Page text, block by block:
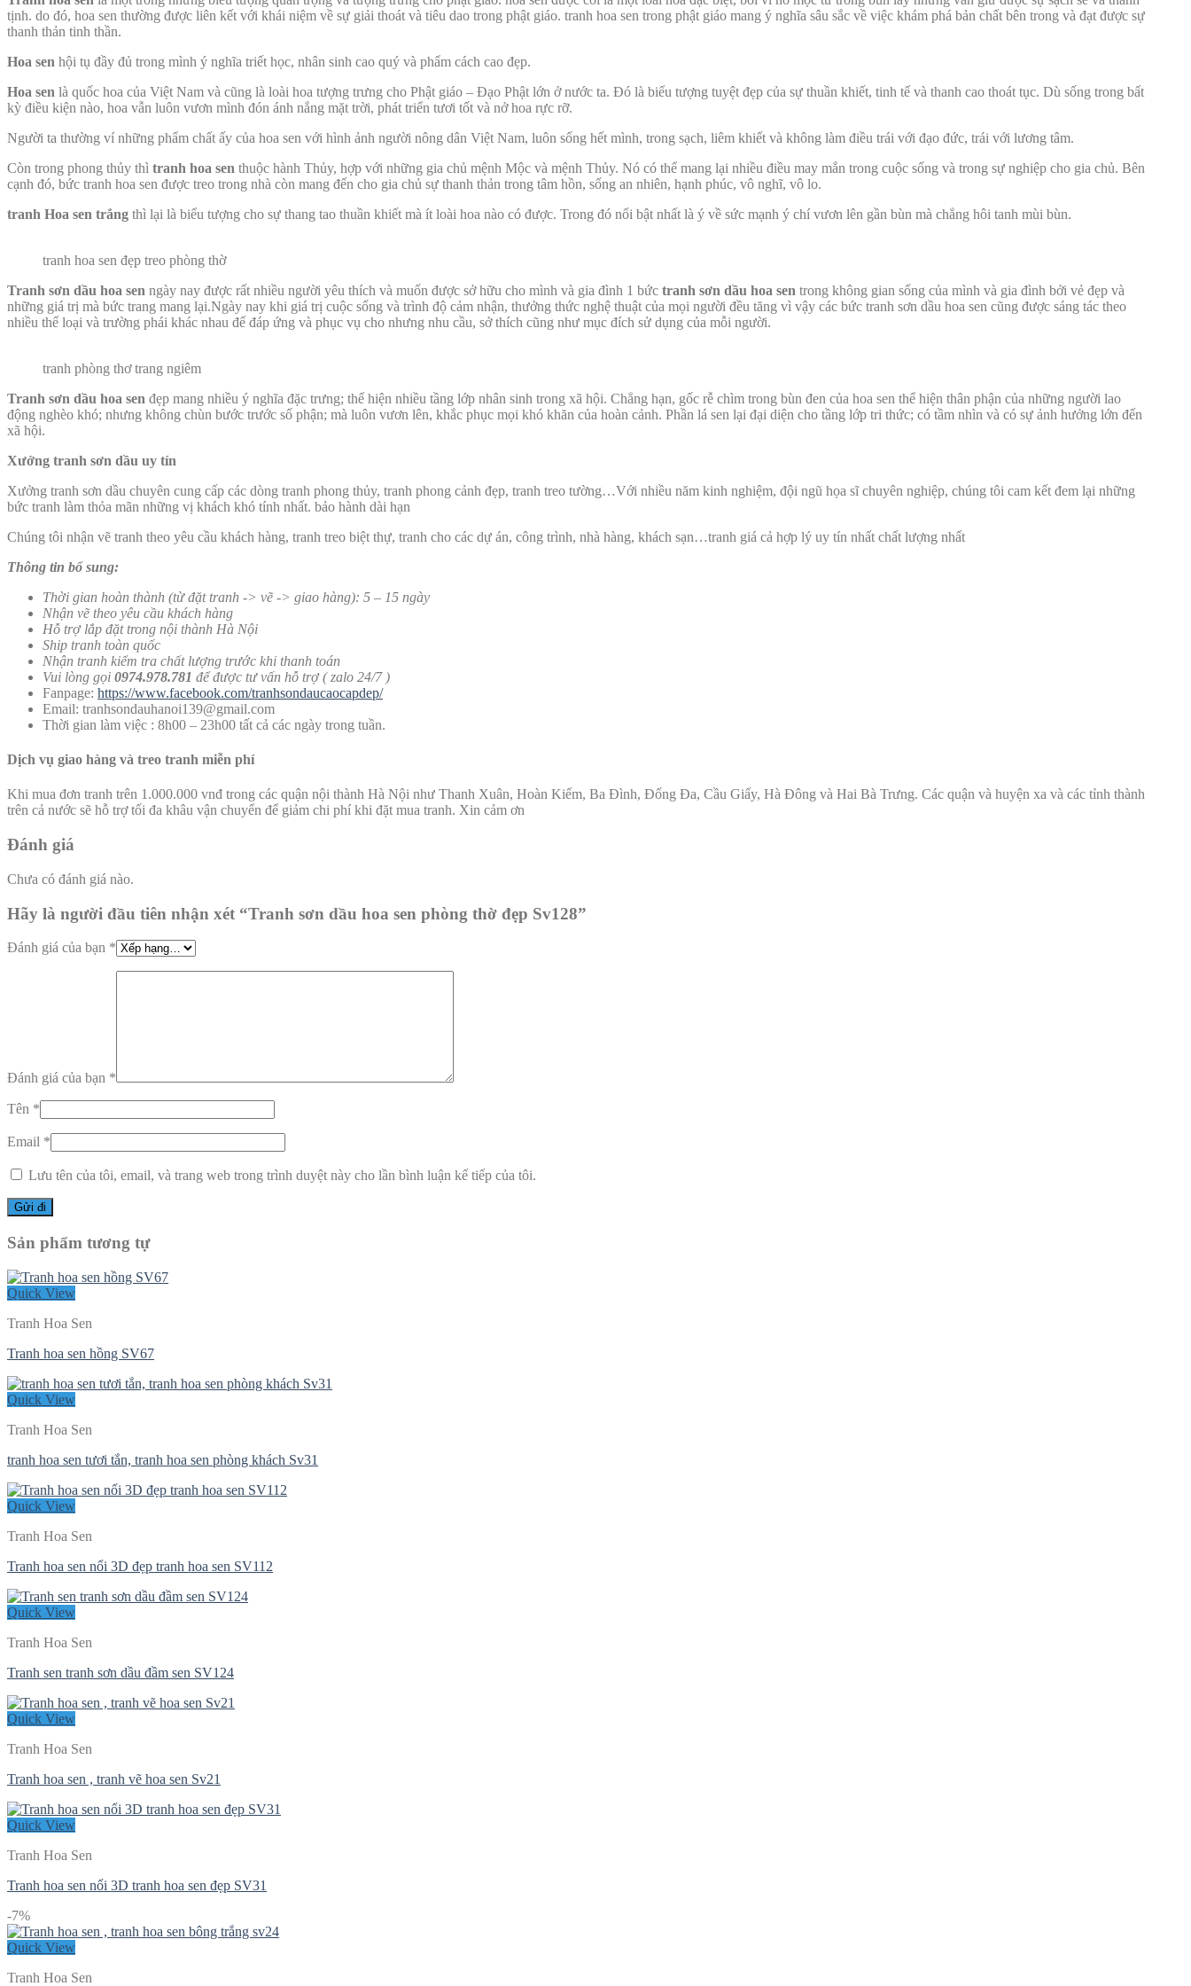
tịnh. do đó, hoa sen thường được liên kết với khái niệm về sự giải thoát và tiêu dao trong phật giáo. tranh hoa sen trong phật giáo mang ý nghĩa sâu sắc về việc khám phá bản chất bên trong và đạt được sự
thanh thản tinh thần.
Hoa sen hội tụ đầy đủ trong mình ý nghĩa triết học, nhân sinh cao quý và phẩm cách cao đẹp.
Hoa sen là quốc hoa của Việt Nam và cũng là loài hoa tượng trưng cho Phật giáo – Đạo Phật lớn ở nước ta. Đó là biểu tượng tuyệt đẹp của sự thuần khiết, tinh tế và thanh cao thoát tục. Dù sống trong bất
kỳ điều kiện nào, hoa vẫn luôn vươn mình đón ánh nắng mặt trời, phát triển tươi tốt và nở hoa rực rỡ.
Người ta thường ví những phẩm chất ấy của hoa sen với hình ảnh người nông dân Việt Nam, luôn sống hết mình, trong sạch, liêm khiết và không làm điều trái với đạo đức, trái với lương tâm.
Còn trong phong thủy thì tranh hoa sen thuộc hành Thủy, hợp với những gia chủ mệnh Mộc và mệnh Thủy. Nó có thể mang lại nhiều điều may mắn trong cuộc sống và trong sự nghiệp cho gia chủ. Bên
cạnh đó, bức tranh hoa sen được treo trong nhà còn mang đến cho gia chủ sự thanh thản trong tâm hồn, sống an nhiên, hạnh phúc, vô nghĩ, vô lo.
tranh Hoa sen trắng thì lại là biểu tượng cho sự thang tao thuần khiết mà ít loài hoa nào có được. Trong đó nổi bật nhất là ý về sức mạnh ý chí vươn lên gần bùn mà chẳng hôi tanh mùi bùn.
tranh hoa sen đẹp treo phòng thờ
Tranh sơn dầu hoa sen ngày nay được rất nhiều người yêu thích và muốn được sở hữu cho mình và gia đình 1 bức tranh sơn dầu hoa sen trong không gian sống của mình và gia đình bởi vẻ đẹp và
những giá trị mà bức trang mang lại.Ngày nay khi giá trị cuộc sống và trình độ cảm nhận, thưởng thức nghệ thuật của mọi người đều tăng vì vậy các bức tranh sơn dầu hoa sen cũng được sáng tác theo
nhiều thể loại và trường phái khác nhau để đáp ứng và phục vụ cho nhưng nhu cầu, sở thích cũng như mục đích sử dụng của mỗi người.
tranh phòng thơ trang ngiêm
Tranh sơn dầu hoa sen đẹp mang nhiều ý nghĩa đặc trưng; thể hiện nhiều tầng lớp nhân sinh trong xã hội. Chẳng hạn, gốc rễ chìm trong bùn đen của hoa sen thể hiện thân phận của những người lao
động nghèo khó; nhưng không chùn bước trước số phận; mà luôn vươn lên, khắc phục mọi khó khăn của hoàn cảnh. Phần lá sen lại đại diện cho tầng lớp tri thức; có tầm nhìn và có sự ảnh hưởng lớn đến
xã hội.
Xưởng tranh sơn dầu uy tín
Xưởng tranh sơn dầu chuyên cung cấp các dòng tranh phong thủy, tranh phong cảnh đẹp, tranh treo tường…Với nhiều năm kinh nghiệm, đội ngũ họa sĩ chuyên nghiệp, chúng tôi cam kết đem lại những
bức tranh làm thỏa mãn những vị khách khó tính nhất. bảo hành dài hạn
Chúng tôi nhận vẽ tranh theo yêu cầu khách hàng, tranh treo biệt thự, tranh cho các dự án, công trình, nhà hàng, khách sạn…tranh giá cả hợp lý uy tín nhất chất lượng nhất
Thông tin bổ sung:
Thời gian hoàn thành (từ đặt tranh -> vẽ -> giao hàng): 5 – 15 ngày
Nhận vẽ theo yêu cầu khách hàng
Hỗ trợ lắp đặt trong nội thành Hà Nội
Ship tranh toàn quốc
Nhận tranh kiểm tra chất lượng trước khi thanh toán
Vui lòng gọi 0974.978.781 để được tư vấn hỗ trợ ( zalo 24/7 )
Fanpage: https://www.facebook.com/tranhsondaucaocapdep/
Email: tranhsondauhanoi139@gmail.com
Thời gian làm việc : 8h00 – 23h00 tất cả các ngày trong tuần.
Dịch vụ giao hàng và treo tranh miễn phí
Khi mua đơn tranh trên 1.000.000 vnđ trong các quận nội thành Hà Nội như Thanh Xuân, Hoàn Kiếm, Ba Đình, Đống Đa, Cầu Giấy, Hà Đông và Hai Bà Trưng. Các quận và huyện xa và các tỉnh thành
trên cả nước sẽ hỗ trợ tối đa khâu vận chuyển để giảm chi phí khi đặt mua tranh. Xin cảm ơn
Đánh giá
Chưa có đánh giá nào.
Hãy là người đầu tiên nhận xét “Tranh sơn dầu hoa sen phòng thờ đẹp Sv128”
Đánh giá của bạn *
Đánh giá của bạn *
Tên *
Email *
Lưu tên của tôi, email, và trang web trong trình duyệt này cho lần bình luận kế tiếp của tôi.
Sản phẩm tương tự
Quick View
Tranh Hoa Sen
Tranh hoa sen hồng SV67
Quick View
Tranh Hoa Sen
tranh hoa sen tươi tắn, tranh hoa sen phòng khách Sv31
Quick View
Tranh Hoa Sen
Tranh hoa sen nổi 3D đẹp tranh hoa sen SV112
Quick View
Tranh Hoa Sen
Tranh sen tranh sơn dầu đầm sen SV124
Quick View
Tranh Hoa Sen
Tranh hoa sen , tranh vẽ hoa sen Sv21
Quick View
Tranh Hoa Sen
Tranh hoa sen nổi 3D tranh hoa sen đẹp SV31
-7%
Quick View
Tranh Hoa Sen